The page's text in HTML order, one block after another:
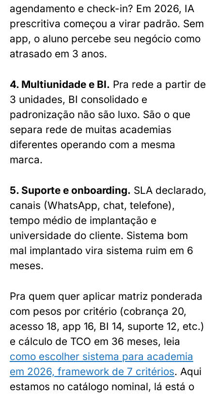
agendamento e check-in? Em 2026, IA
prescritiva começou a virar padrão. Sem
app, o aluno percebe seu negócio como
atrasado em 3 anos.
4. Multiunidade e BI. Pra rede a partir de
3 unidades, BI consolidado e
padronização não são luxo. São o que
separa rede de muitas academias
diferentes operando com a mesma
marca.
5. Suporte e onboarding. SLA declarado,
canais (WhatsApp, chat, telefone),
tempo médio de implantação e
universidade do cliente. Sistema bom
mal implantado vira sistema ruim em 6
meses.
Pra quem quer aplicar matriz ponderada
com pesos por critério (cobrança 20,
acesso 18, app 16, BI 14, suporte 12, etc.)
e cálculo de TCO em 36 meses, leia
como escolher sistema para academia
em 2026, framework de 7 critérios. Aqui
estamos no catálogo nominal, lá está o